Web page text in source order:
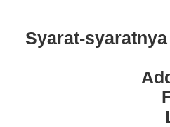
Syarat-syaratnya